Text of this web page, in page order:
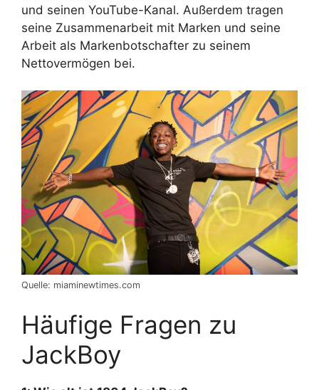
und seinen YouTube-Kanal. Außerdem tragen
seine Zusammenarbeit mit Marken und seine
Arbeit als Markenbotschafter zu seinem
Nettovermögen bei.
Quelle: miaminewtimes.com
Häufige Fragen zu
JackBoy